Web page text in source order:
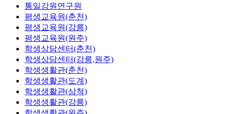
통일강원연구원
평생교육원(춘천)
평생교육원(강릉)
평생교육원(원주)
학생상담센터(춘천)
학생상담센터(강릉,원주)
학생생활관(춘천)
학생생활관(도계)
학생생활관(삼척)
학생생활관(강릉)